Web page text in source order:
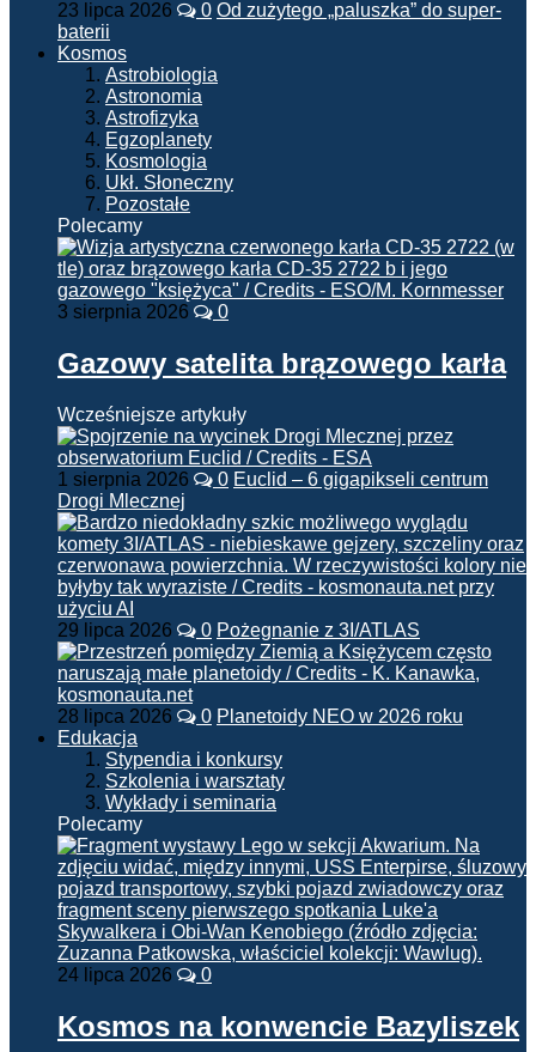
23 lipca 2026 0 Od zużytego „paluszka” do super-
baterii
Kosmos
Astrobiologia
Astronomia
Astrofizyka
Egzoplanety
Kosmologia
Ukł. Słoneczny
Pozostałe
Polecamy
3 sierpnia 2026 0
Gazowy satelita brązowego karła
Wcześniejsze artykuły
1 sierpnia 2026 0 Euclid – 6 gigapikseli centrum
Drogi Mlecznej
29 lipca 2026 0 Pożegnanie z 3I/ATLAS
28 lipca 2026 0 Planetoidy NEO w 2026 roku
Edukacja
Stypendia i konkursy
Szkolenia i warsztaty
Wykłady i seminaria
Polecamy
24 lipca 2026 0
Kosmos na konwencie Bazyliszek